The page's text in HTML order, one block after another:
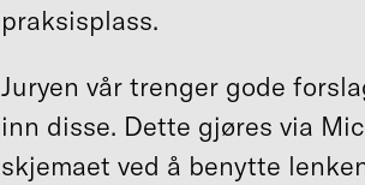
praksisplass.
Juryen vår trenger gode
inn disse. Dette gjøres via
skjemaet ved å benytte